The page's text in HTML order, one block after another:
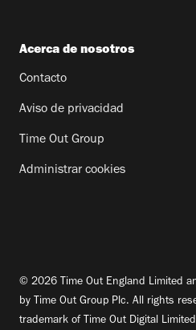
Acerca de nosotros
Contacto
Aviso de privacidad
Time Out Group
Administrar cookies
© 2026 Time Out England Limited
by Time Out Group Plc. All rights
trademark of Time Out Digital